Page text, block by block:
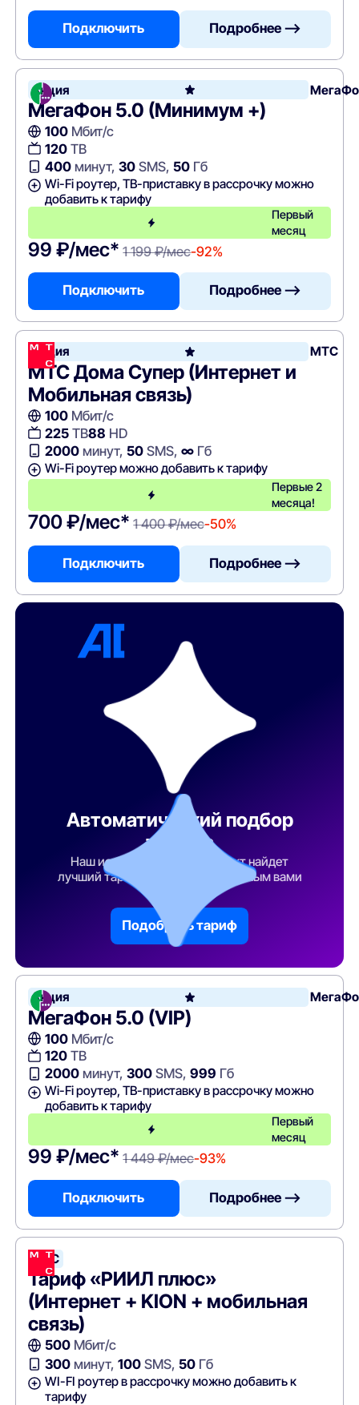
Подключить Подробнее —>
Акция
МегаФон 5.0 (Минимум +)
100Мбит/с
120ТВ
400минут, 30SMS, 50Гб
Wi-Fi роутер, ТВ-приставку в рассрочку можно
добавить к тарифу
Первый
месяц
99 ₽/мес* 1 199 ₽/мес-92%
Подключить Подробнее —>
Акция МТС
МТС Дома Супер (Интернет и
Мобильная связь)
100Мбит/с
225ТВ88 HD
2000минут, 50SMS, ∞Гб
Wi-Fi роутер можно добавить к тарифу
Первые 2
месяца!
700 ₽/мес* 1 400 ₽/мес-50%
Подключить Подробнее —>
Автоматический подбор
тарифа
Наш искусственный интеллект найдет
лучший тарифный план по указанным вами
параметрам
Подобрать тариф
Акция
МегаФон 5.0 (VIP)
100Мбит/с
120ТВ
2000минут, 300SMS, 999 Гб
Wi-Fi роутер, ТВ-приставку в рассрочку можно
добавить к тарифу
Первый
месяц
99 ₽/мес* 1 449 ₽/мес-93%
Подключить Подробнее —>
МТС
Тариф «РИИЛ плюс»
(Интернет + KION + мобильная
связь)
500Мбит/с
300минут, 100SMS, 50Гб
WI-FI роутер в рассрочку можно добавить к
тарифу